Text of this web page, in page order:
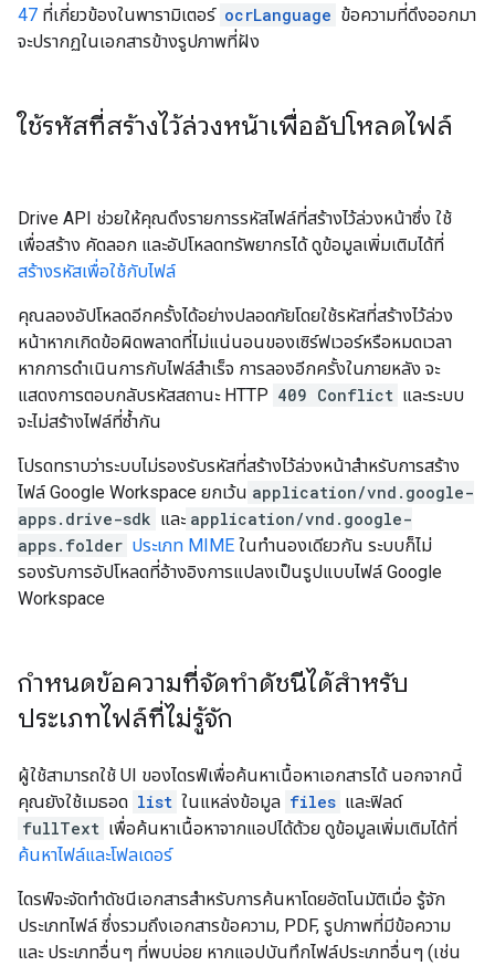
47 ที่เกี่ยวข้องในพารามิเตอร์ ocrLanguage ข้อความที่ดึงออกมา
จะปรากฏในเอกสารข้างรูปภาพที่ฝัง
ใช้รหัสที่สร้างไว้ล่วงหน้าเพื่ออัปโหลดไฟล์
Drive API ช่วยให้คุณดึงรายการรหัสไฟล์ที่สร้างไว้ล่วงหน้าซึ่ง ใช้
เพื่อสร้าง คัดลอก และอัปโหลดทรัพยากรได้ ดูข้อมูลเพิ่มเติมได้ที่
สร้างรหัสเพื่อใช้กับไฟล์
คุณลองอัปโหลดอีกครั้งได้อย่างปลอดภัยโดยใช้รหัสที่สร้างไว้ล่วง
หน้าหากเกิดข้อผิดพลาดที่ไม่แน่นอนของเซิร์ฟเวอร์หรือหมดเวลา
หากการดำเนินการกับไฟล์สำเร็จ การลองอีกครั้งในภายหลัง จะ
แสดงการตอบกลับรหัสสถานะ HTTP 409 Conflict และระบบ
จะไม่สร้างไฟล์ที่ซ้ำกัน
โปรดทราบว่าระบบไม่รองรับรหัสที่สร้างไว้ล่วงหน้าสำหรับการสร้าง
ไฟล์ Google Workspace ยกเว้น application/vnd.google-
apps.drive-sdk และ application/vnd.google-
apps.folder ประเภท MIME ในทำนองเดียวกัน ระบบก็ไม่
รองรับการอัปโหลดที่อ้างอิงการแปลงเป็นรูปแบบไฟล์ Google
Workspace
กำหนดข้อความที่จัดทำดัชนีได้สำหรับ
ประเภทไฟล์ที่ไม่รู้จัก
ผู้ใช้สามารถใช้ UI ของไดรฟ์เพื่อค้นหาเนื้อหาเอกสารได้ นอกจากนี้
คุณยังใช้เมธอด list ในแหล่งข้อมูล files และฟิลด์
fullText เพื่อค้นหาเนื้อหาจากแอปได้ด้วย ดูข้อมูลเพิ่มเติมได้ที่
ค้นหาไฟล์และโฟลเดอร์
ไดรฟ์จะจัดทำดัชนีเอกสารสำหรับการค้นหาโดยอัตโนมัติเมื่อ รู้จัก
ประเภทไฟล์ ซึ่งรวมถึงเอกสารข้อความ, PDF, รูปภาพที่มีข้อความ
และ ประเภทอื่นๆ ที่พบบ่อย หากแอปบันทึกไฟล์ประเภทอื่นๆ (เช่น